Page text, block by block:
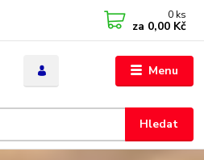
Menu
Hledat
0 ks
za 0,00 Kč